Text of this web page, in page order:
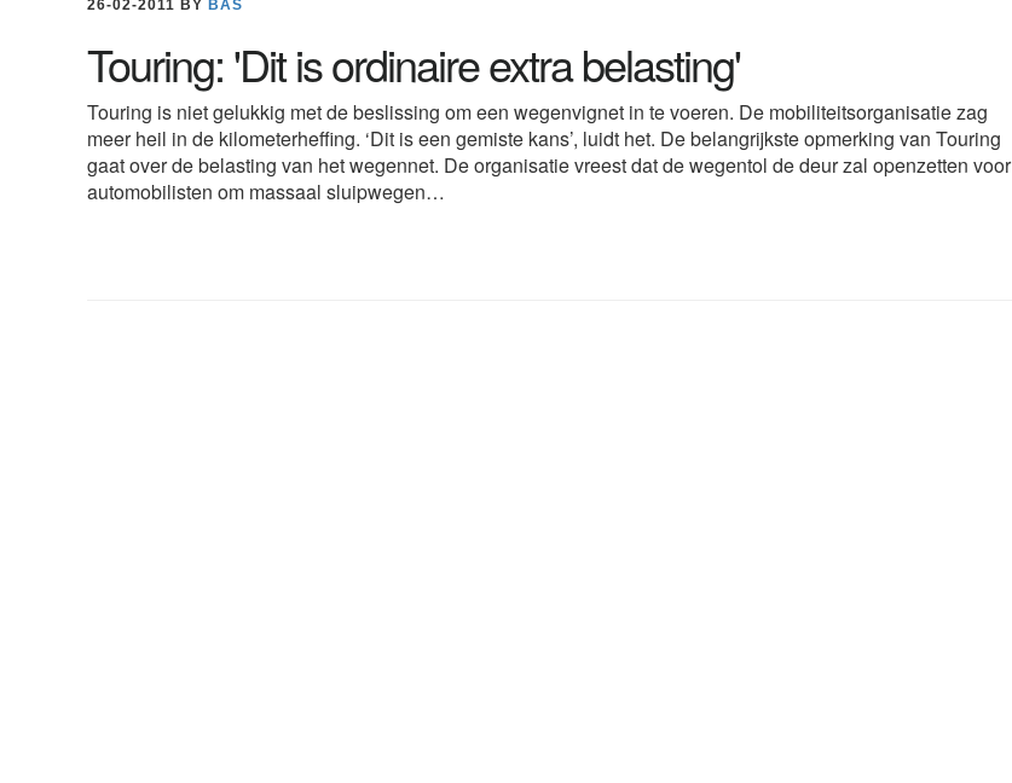
26-02-2011 BY BAS
Touring: 'Dit is ordinaire extra belasting'
Touring is niet gelukkig met de beslissing om een wegenvignet in te voeren. De mobiliteitsorganisatie zag
meer heil in de kilometerheffing. ‘Dit is een gemiste kans’, luidt het. De belangrijkste opmerking van Touring
gaat over de belasting van het wegennet. De organisatie vreest dat de wegentol de deur zal openzetten voor
automobilisten om massaal sluipwegen…